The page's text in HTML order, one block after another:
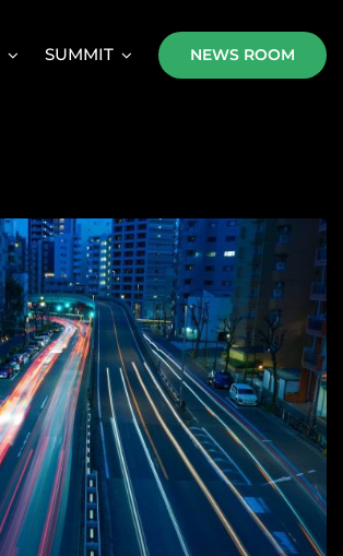
SUMMIT NEWS ROOM